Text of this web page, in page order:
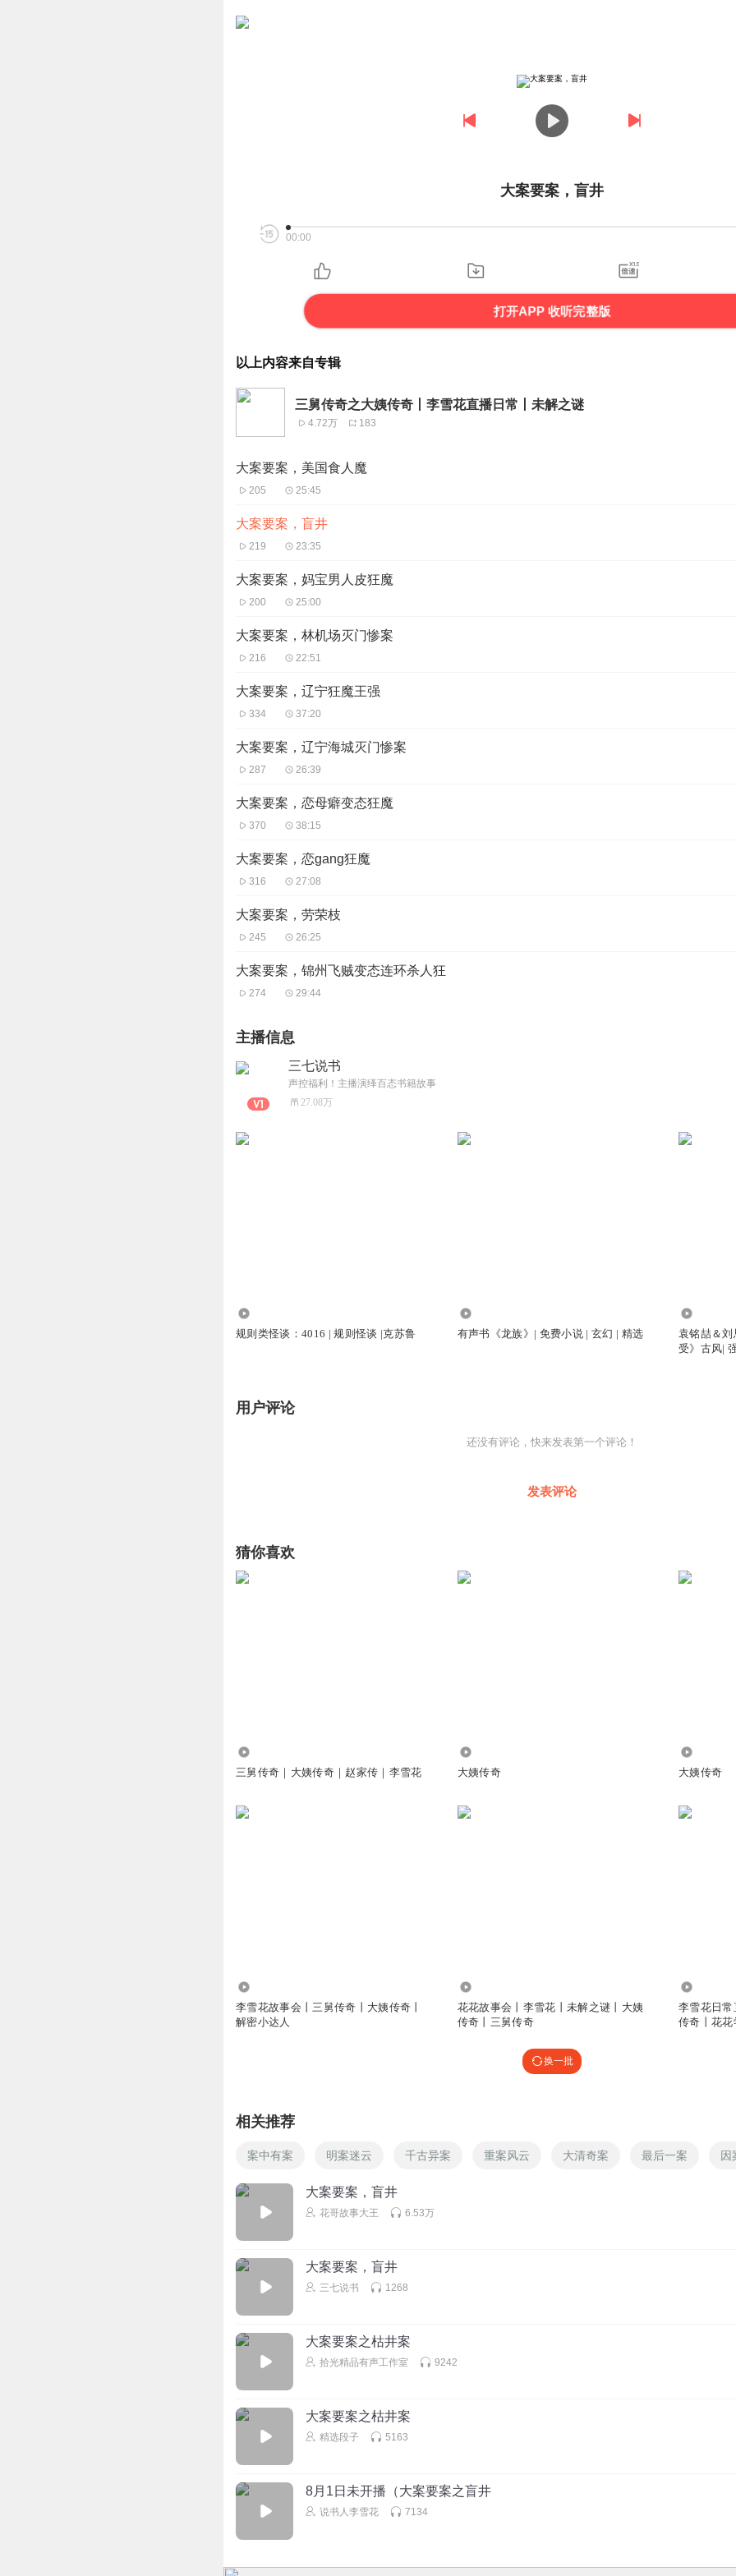
大案要案，盲井
00:00
打开APP 收听完整版
以上内容来自专辑
三舅传奇之大姨传奇丨李雪花直播日常丨未解之谜
4.72万 183
大案要案，美国食人魔
205 25:45
大案要案，盲井
219 23:35
大案要案，妈宝男人皮狂魔
200 25:00
大案要案，林机场灭门惨案
216 22:51
大案要案，辽宁狂魔王强
334 37:20
大案要案，辽宁海城灭门惨案
287 26:39
大案要案，恋母癖变态狂魔
370 38:15
大案要案，恋gang狂魔
316 27:08
大案要案，劳荣枝
245 26:25
大案要案，锦州飞贼变态连环杀人狂
274 29:44
主播信息
三七说书
声控福利！主播演绎百态书籍故事
27.08万
规则类怪谈：4016 | 规则怪谈 |克苏鲁 有声书《龙族》| 免费小说 | 玄幻 | 精选
袁铭喆＆
受》古风|
用户评论
还没有评论，快来发表第一个评论！
发表评论
猜你喜欢
三舅传奇｜大姨传奇｜赵家传｜李雪花 大姨传奇 大姨传奇
李雪花故事会丨三舅传奇丨大姨传奇丨
解密小达人
花花故事会丨李雪花丨未解之谜丨大姨
传奇丨三舅传奇
李雪花日
传奇丨花花
换一批
相关推荐
案中有案 明案迷云 千古异案 重案风云 大清奇案 最后一案 因
大案要案，盲井
花哥故事大王 6.53万
大案要案，盲井
三七说书 1268
大案要案之枯井案
拾光精品有声工作室 9242
大案要案之枯井案
精选段子 5163
8月1日未开播（大案要案之盲井
说书人李雪花 7134